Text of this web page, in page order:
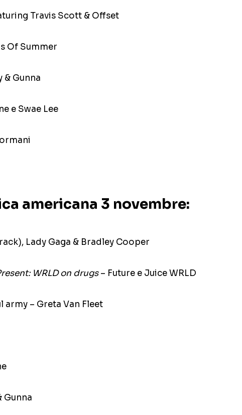
Travis Scott & Offset
Of Summer
& Gunna
e Swae Lee
americana 3 novembre:
Lady Gaga & Bradley Cooper
WRLD on drugs– Future e Juice WRLD
army – Greta Van Fleet
Gunna